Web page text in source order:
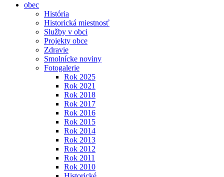
obec
História
Historická miestnosť
Služby v obci
Projekty obce
Zdravie
Smolnícke noviny
Fotogalerie
Rok 2025
Rok 2021
Rok 2018
Rok 2017
Rok 2016
Rok 2015
Rok 2014
Rok 2013
Rok 2012
Rok 2011
Rok 2010